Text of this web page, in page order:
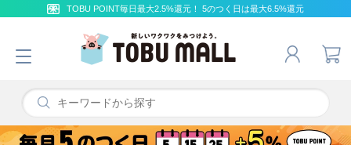
TOBU POINT毎日最大2.5%還元！ 5のつく日は最大6.5%還元